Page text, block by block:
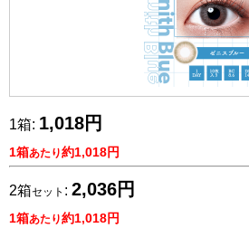
1箱: 1,018円
1箱あたり約1,018円
2箱セット : 2,036円
1箱あたり約1,018円